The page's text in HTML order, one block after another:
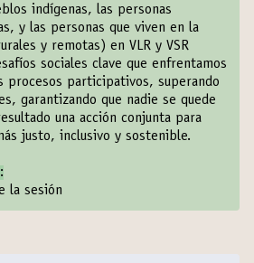
indígenas, las personas
y las personas que viven en la
y remotas) en VLR y VSR
sociales clave que enfrentamos
procesos participativos, superando
garantizando que nadie se quede
una acción conjunta para
justo, inclusivo y sostenible.
la sesión